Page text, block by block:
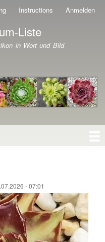
Instructions Anmelden
Liste
in Wort und Bild
- 07:01